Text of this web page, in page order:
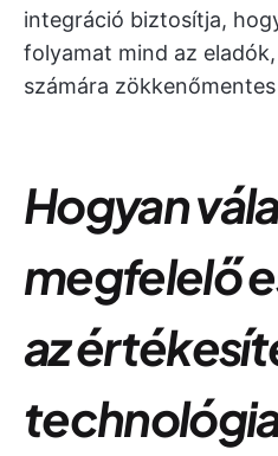
integráció biztosítja,
folyamat mind az
számára
Hogyan
megfelelő
az